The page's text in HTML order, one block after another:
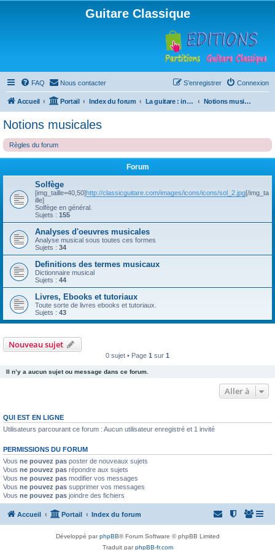
Guitare Classique
FAQ Nous contacter Connexion
S’enregistrer
Accueil Portail Index du forum La guitare : instrument, cours et théorie Notions musicales
Notions musicales
Règles du forum
Forum
Solfège
[img_taille=40,50]http://classicguitare.com/images/icons/icons/sol_2.jpg[/img_ta
ille]
Solfège en général.
Sujets : 155
Analyses d'oeuvres musicales
Analyse musical sous toutes ces formes
Sujets : 34
Definitions des termes musicaux
Dictionnaire musical
Sujets : 44
Livres, Ebooks et tutoriaux
Toute sorte de livres ebooks et tutoriaux.
Sujets : 43
Nouveau sujet
0 sujet • Page 1 sur 1
Il n’y a aucun sujet ou message dans ce forum.
Aller à
QUI EST EN LIGNE
Utilisateurs parcourant ce forum : Aucun utilisateur enregistré et 1 invité
PERMISSIONS DU FORUM
Vous ne pouvez pas poster de nouveaux sujets
Vous ne pouvez pas répondre aux sujets
Vous ne pouvez pas modifier vos messages
Vous ne pouvez pas supprimer vos messages
Vous ne pouvez pas joindre des fichiers
Accueil Portail Index du forum
Développé parphpBB® Forum Software © phpBB Limited
Traduit parphpBB-fr.com